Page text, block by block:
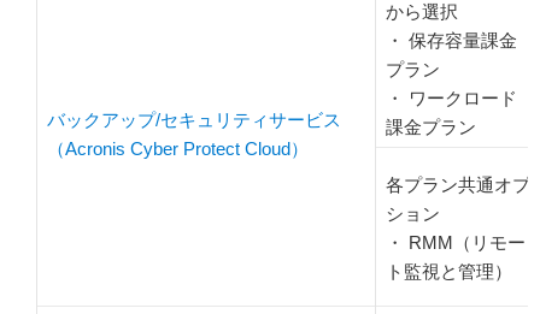
バックアップ/セキュリティサービス
（Acronis Cyber Protect Cloud）
から選択
・ 保存容量課金
プラン
・ ワークロード
課金プラン
各プラン共通オプ
ション
・ RMM（リモー
ト監視と管理）